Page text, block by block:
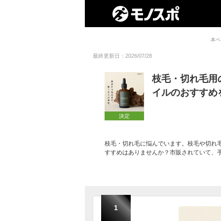
本
最終更新日：2026/07/28
決定
枝毛・切れ毛用
イルのおすすめ
枝毛・切れ毛に悩んでいます。枝毛や切れ
すすめはありませんか？市販されていて、
1